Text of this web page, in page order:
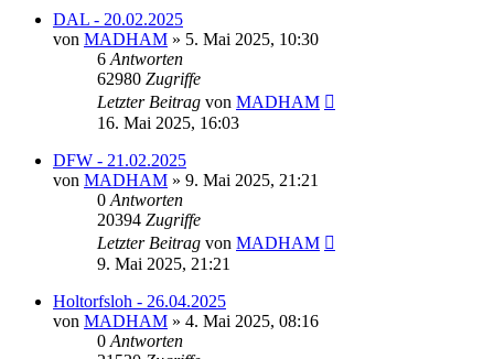
DAL - 20.02.2025
von MADHAM » 5. Mai 2025, 10:30
6 Antworten
62980 Zugriffe
Letzter Beitrag von MADHAM
16. Mai 2025, 16:03
DFW - 21.02.2025
von MADHAM » 9. Mai 2025, 21:21
0 Antworten
20394 Zugriffe
Letzter Beitrag von MADHAM
9. Mai 2025, 21:21
Holtorfsloh - 26.04.2025
von MADHAM » 4. Mai 2025, 08:16
0 Antworten